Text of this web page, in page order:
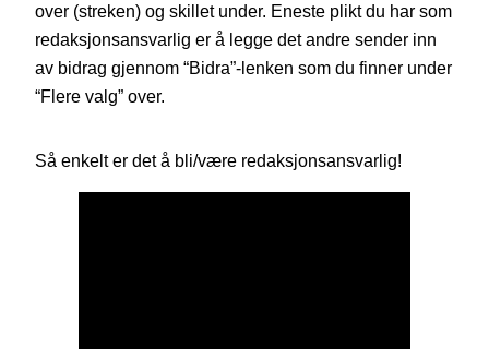
over (streken) og skillet under. Eneste plikt du har som
redaksjonsansvarlig er å legge det andre sender inn
av bidrag gjennom “Bidra”-lenken som du finner under
“Flere valg” over.
Så enkelt er det å bli/være redaksjonsansvarlig!